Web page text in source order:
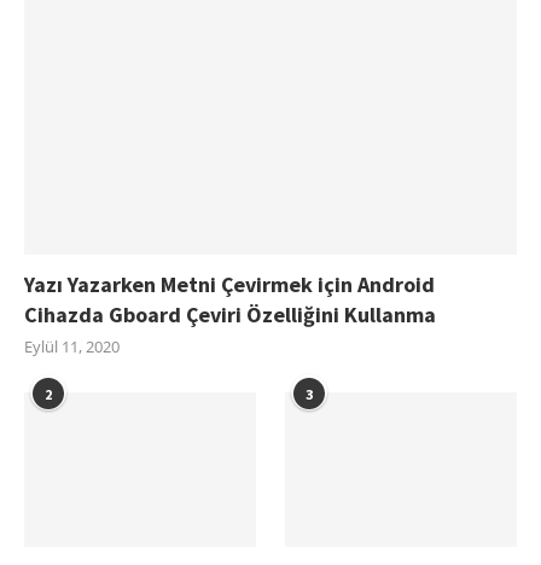
Yazı Yazarken Metni Çevirmek için Android
Cihazda Gboard Çeviri Özelliğini Kullanma
Eylül 11, 2020
2 3